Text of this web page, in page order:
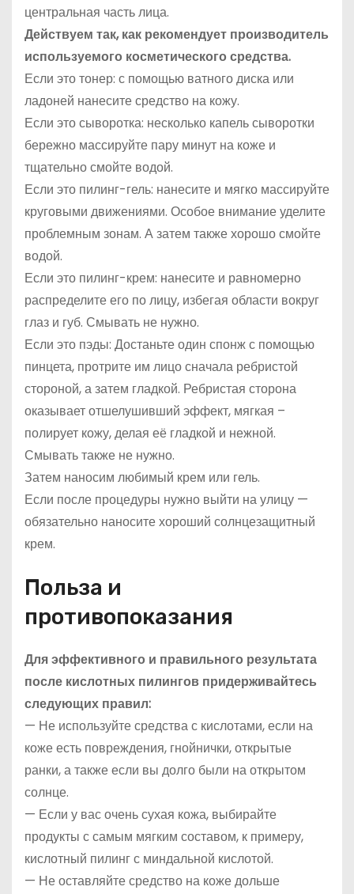
центральная часть лица.
Действуем так, как рекомендует производитель
используемого косметического средства.
Если это тонер: с помощью ватного диска или
ладоней нанесите средство на кожу.
Если это сыворотка: несколько капель сыворотки
бережно массируйте пару минут на коже и
тщательно смойте водой.
Если это пилинг-гель: нанесите и мягко массируйте
круговыми движениями. Особое внимание уделите
проблемным зонам. А затем также хорошо смойте
водой.
Если это пилинг-крем: нанесите и равномерно
распределите его по лицу, избегая области вокруг
глаз и губ. Смывать не нужно.
Если это пэды: Достаньте один спонж с помощью
пинцета, протрите им лицо сначала ребристой
стороной, а затем гладкой. Ребристая сторона
оказывает отшелушивший эффект, мягкая –
полирует кожу, делая её гладкой и нежной.
Смывать также не нужно.
Затем наносим любимый крем или гель.
Если после процедуры нужно выйти на улицу —
обязательно наносите хороший солнцезащитный
крем.
Польза и
противопоказания
Для эффективного и правильного результата
после кислотных пилингов придерживайтесь
следующих правил:
— Не используйте средства с кислотами, если на
коже есть повреждения, гнойнички, открытые
ранки, а также если вы долго были на открытом
солнце.
— Если у вас очень сухая кожа, выбирайте
продукты с самым мягким составом, к примеру,
кислотный пилинг с миндальной кислотой.
— Не оставляйте средство на коже дольше